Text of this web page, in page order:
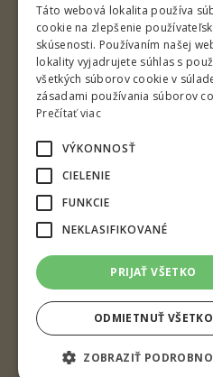
Ul. T. G.
960 01
Univerzitný magazín
Veda a výskum
Kontakt
(c) 2017 Technická univerzita
Táto webová lokalita používa
cookie na zlepšenie
skúsenosti. Používaním našej
lokality vyjadrujete súhlas s
všetkých súborov cookie v
zásadami používania súborov
Prečítať viac
VÝKONNOSŤ
CIELENIE
FUNKCIE
NEKLASIFIKOVANÉ
PRIJAŤ VŠETKO
ODMIETNUŤ VŠETKO
ZOBRAZIŤ